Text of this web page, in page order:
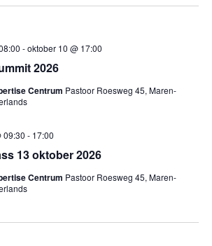
2026
-oktober 10 @ 17:00
Centrum Pastoor Roesweg 45, Maren-
13 oktober 2026
09:30 - 17:00
Centrum Pastoor Roesweg 45, Maren-